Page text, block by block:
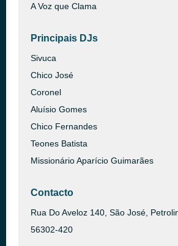
A Voz que Clama
Principais DJs
Sivuca
Chico José
Coronel
Aluísio Gomes
Chico Fernandes
Teones Batista
Missionário Aparício Guimarães
Contacto
Rua Do Aveloz 140, São José,
56302-420